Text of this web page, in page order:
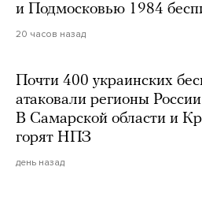
и Подмосковью 1984
20 часов назад
Почти 400 украинских
атаковали регионы
В Самарской области и
горят НПЗ
день назад